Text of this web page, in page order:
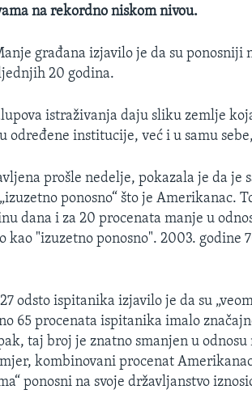
na rekordno niskom nivou.
građana izjavilo je da su ponosniji
20 godina.
istraživanja daju sliku zemlje
određene institucije, već i u samu
prošle nedelje, pokazala je da je
ponosno“ što je Amerikanac.
dana i za 20 procenata manje u
kao "izuzetno ponosno". 2003. godine
odsto ispitanika izjavilo je da su
65 procenata ispitanika imalo
taj broj je znatno smanjen u
kombinovani procenat
ponosni na svoje državljanstvo